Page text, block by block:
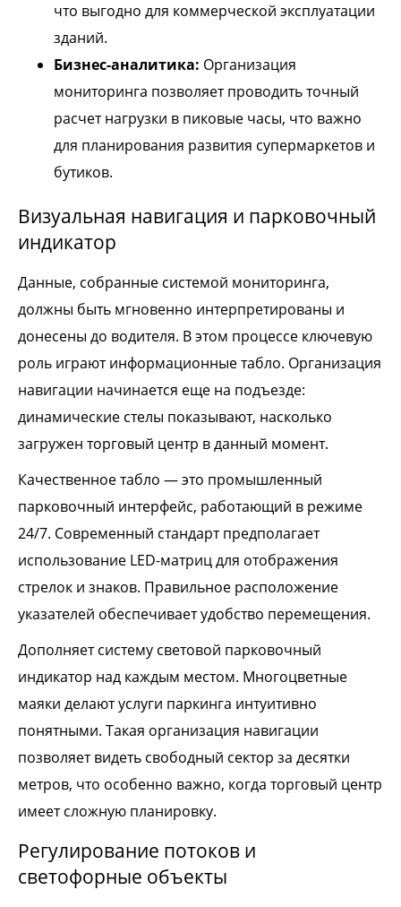
что выгодно для коммерческой эксплуатации
зданий.
Бизнес-аналитика: Организация
мониторинга позволяет проводить точный
расчет нагрузки в пиковые часы, что важно
для планирования развития супермаркетов и
бутиков.
Визуальная навигация и парковочный
индикатор
Данные, собранные системой мониторинга,
должны быть мгновенно интерпретированы и
донесены до водителя. В этом процессе ключевую
роль играют информационные табло. Организация
навигации начинается еще на подъезде:
динамические стелы показывают, насколько
загружен торговый центр в данный момент.
Качественное табло — это промышленный
парковочный интерфейс, работающий в режиме
24/7. Современный стандарт предполагает
использование LED-матриц для отображения
стрелок и знаков. Правильное расположение
указателей обеспечивает удобство перемещения.
Дополняет систему световой парковочный
индикатор над каждым местом. Многоцветные
маяки делают услуги паркинга интуитивно
понятными. Такая организация навигации
позволяет видеть свободный сектор за десятки
метров, что особенно важно, когда торговый центр
имеет сложную планировку.
Регулирование потоков и
светофорные объекты